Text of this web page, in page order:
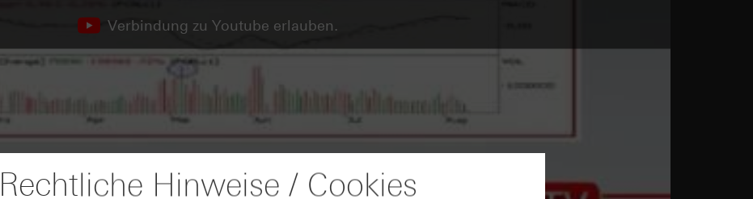
Verbindung zu Youtube erlauben.
Rechtliche Hinweise / Cookies